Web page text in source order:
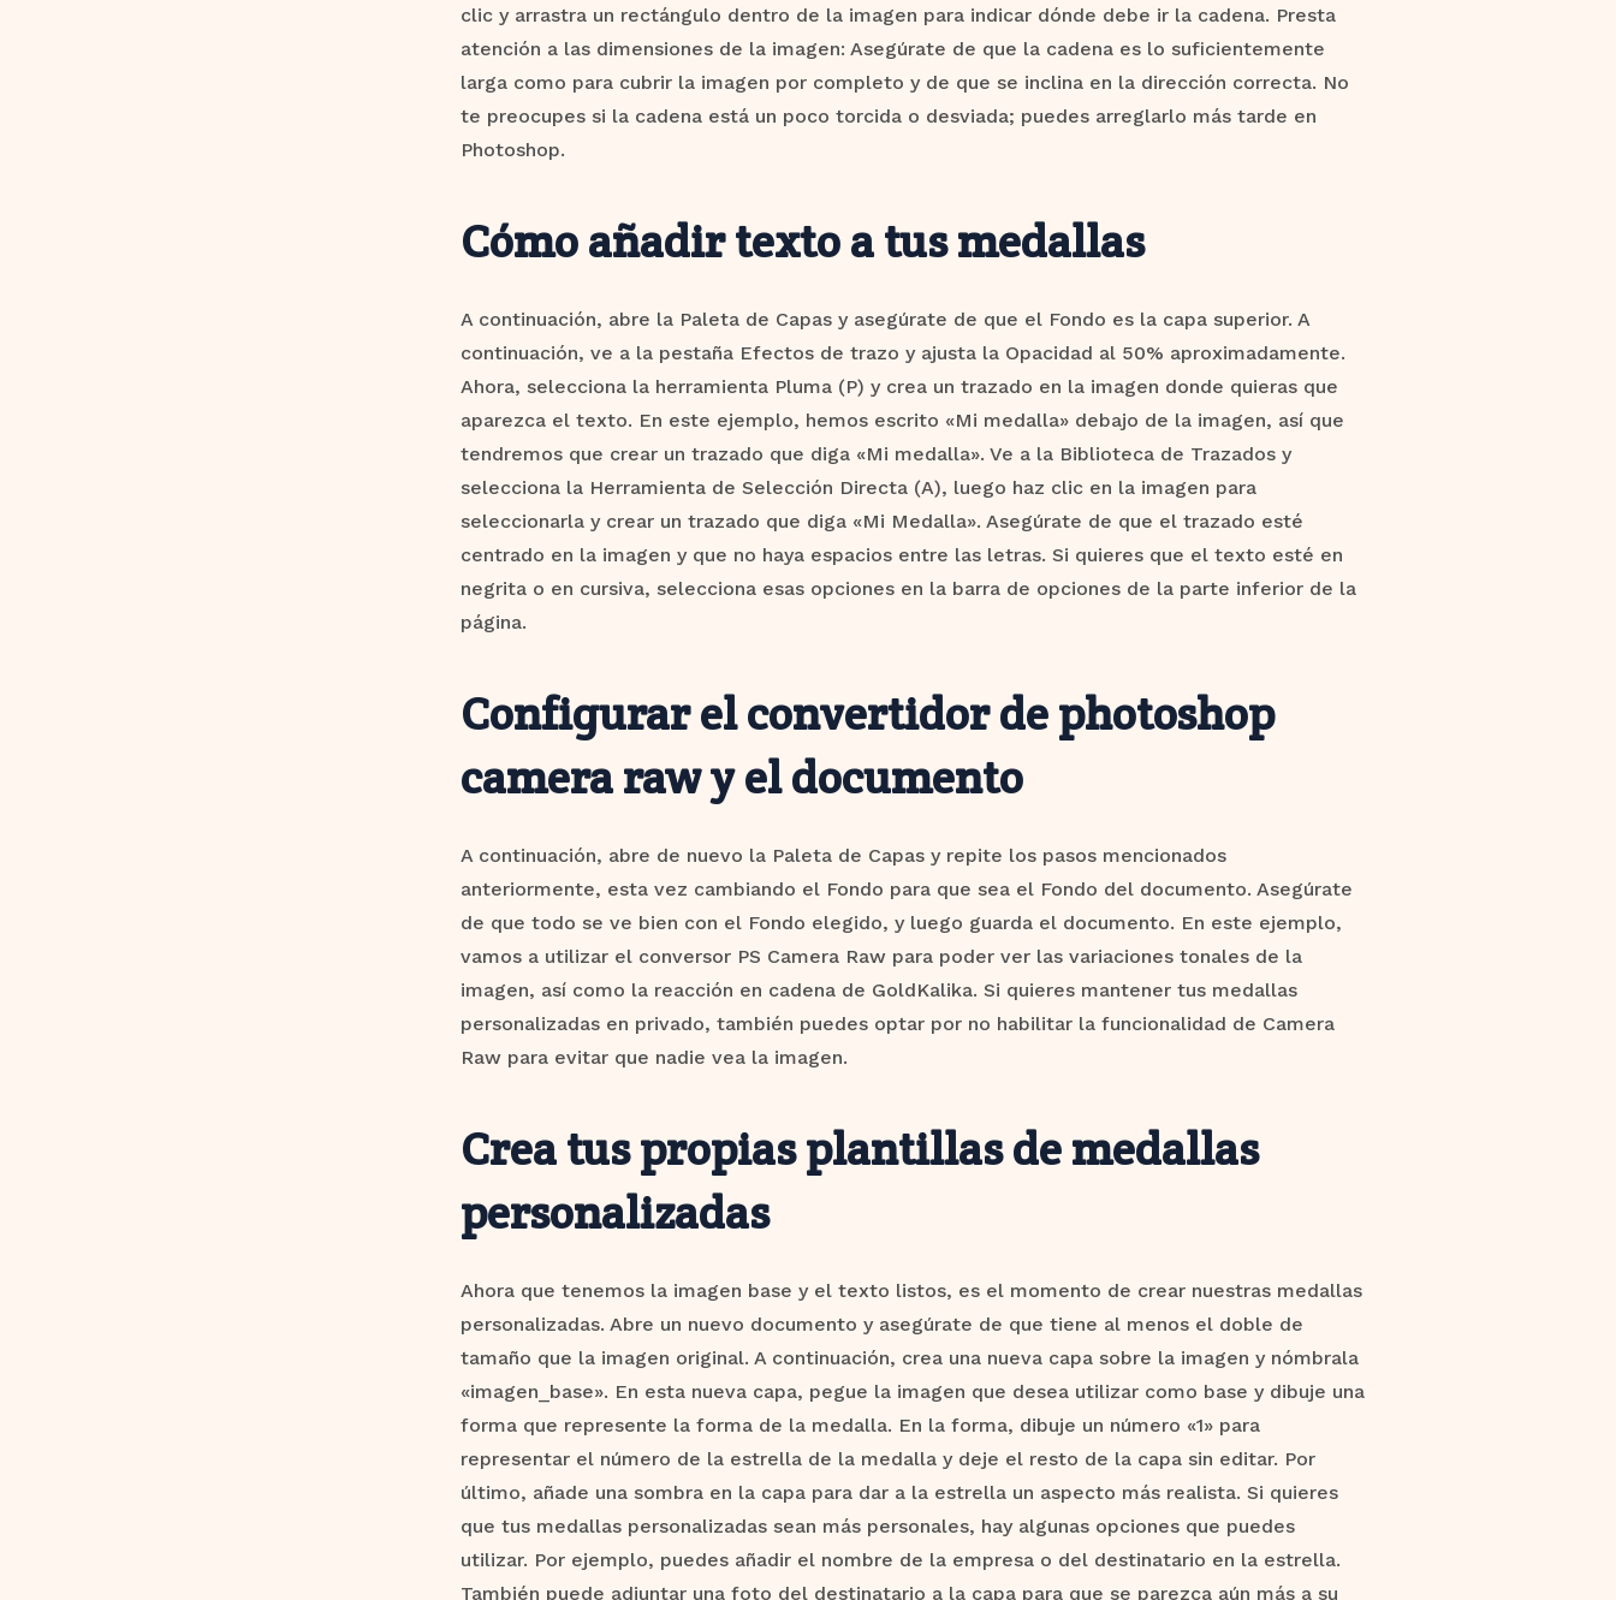
clic y arrastra un rectángulo dentro de la imagen para indicar dónde debe ir la cadena. Presta
atención a las dimensiones de la imagen: Asegúrate de que la cadena es lo suficientemente
larga como para cubrir la imagen por completo y de que se inclina en la dirección correcta. No
te preocupes si la cadena está un poco torcida o desviada; puedes arreglarlo más tarde en
Photoshop.
Cómo añadir texto a tus medallas
A continuación, abre la Paleta de Capas y asegúrate de que el Fondo es la capa superior. A
continuación, ve a la pestaña Efectos de trazo y ajusta la Opacidad al 50% aproximadamente.
Ahora, selecciona la herramienta Pluma (P) y crea un trazado en la imagen donde quieras que
aparezca el texto. En este ejemplo, hemos escrito «Mi medalla» debajo de la imagen, así que
tendremos que crear un trazado que diga «Mi medalla». Ve a la Biblioteca de Trazados y
selecciona la Herramienta de Selección Directa (A), luego haz clic en la imagen para
seleccionarla y crear un trazado que diga «Mi Medalla». Asegúrate de que el trazado esté
centrado en la imagen y que no haya espacios entre las letras. Si quieres que el texto esté en
negrita o en cursiva, selecciona esas opciones en la barra de opciones de la parte inferior de la
página.
Configurar el convertidor de photoshop
camera raw y el documento
A continuación, abre de nuevo la Paleta de Capas y repite los pasos mencionados
anteriormente, esta vez cambiando el Fondo para que sea el Fondo del documento. Asegúrate
de que todo se ve bien con el Fondo elegido, y luego guarda el documento. En este ejemplo,
vamos a utilizar el conversor PS Camera Raw para poder ver las variaciones tonales de la
imagen, así como la reacción en cadena de GoldKalika. Si quieres mantener tus medallas
personalizadas en privado, también puedes optar por no habilitar la funcionalidad de Camera
Raw para evitar que nadie vea la imagen.
Crea tus propias plantillas de medallas
personalizadas
Ahora que tenemos la imagen base y el texto listos, es el momento de crear nuestras medallas
personalizadas. Abre un nuevo documento y asegúrate de que tiene al menos el doble de
tamaño que la imagen original. A continuación, crea una nueva capa sobre la imagen y nómbrala
«imagen_base». En esta nueva capa, pegue la imagen que desea utilizar como base y dibuje una
forma que represente la forma de la medalla. En la forma, dibuje un número «1» para
representar el número de la estrella de la medalla y deje el resto de la capa sin editar. Por
último, añade una sombra en la capa para dar a la estrella un aspecto más realista. Si quieres
que tus medallas personalizadas sean más personales, hay algunas opciones que puedes
utilizar. Por ejemplo, puedes añadir el nombre de la empresa o del destinatario en la estrella.
También puede adjuntar una foto del destinatario a la capa para que se parezca aún más a su